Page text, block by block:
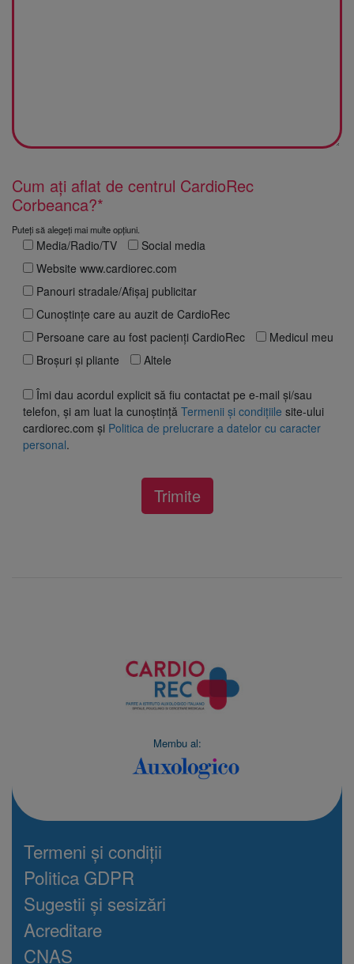
Cum ați aflat de centrul CardioRec
Corbeanca?*
Puteți să alegeți mai multe opțiuni.
Media/Radio/TV
Social media
Website www.cardiorec.com
Panouri stradale/Afișaj publicitar
Cunoștințe care au auzit de CardioRec
Persoane care au fost pacienți CardioRec
Medicul meu
Broșuri și pliante
Altele
Îmi dau acordul explicit să fiu contactat pe e-mail și/sau
telefon, și am luat la cunoștință Termenii și condițiile site-ului
cardiorec.com și Politica de prelucrare a datelor cu caracter
personal.
Membu al:
Termeni și condiții
Politica GDPR
Sugestii și sesizări
Acreditare
CNAS